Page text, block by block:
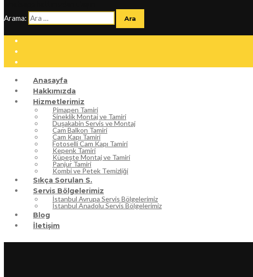
Arama:
Anasayfa
Hakkımızda
Hizmetlerimiz
Pimapen Tamiri
Sineklik Montaj ve Tamiri
Duşakabin Servis ve Montaj
Cam Balkon Tamiri
Cam Kapı Tamiri
Fotoselli Cam Kapı Tamiri
Kepenk Tamiri
Küpeşte Montaj ve Tamiri
Panjur Tamiri
Kombi ve Petek Temizliği
Sıkça Sorulan S.
Servis Bölgelerimiz
İstanbul Avrupa Servis Bölgelerimiz
İstanbul Anadolu Servis Bölgelerimiz
Blog
İletişim